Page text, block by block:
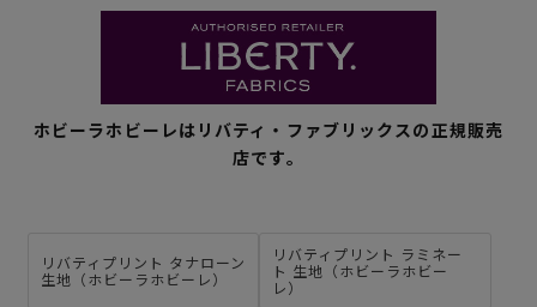
ホビーラホビーレはリバティ・ファブリックスの正規販売
店です。
リバティプリント タナローン
生地（ホビーラホビーレ）
リバティプリント ラミネー
ト 生地（ホビーラホビー
レ）